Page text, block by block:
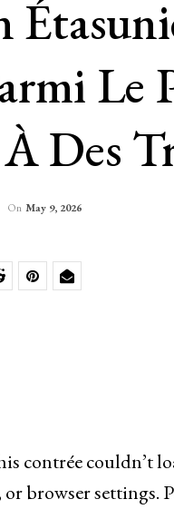
Le
Des
On May 9, 2026
contrée couldn’t
browser settings.